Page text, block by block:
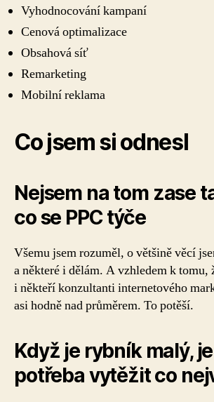
Vyhodnocování kampaní
Cenová optimalizace
Obsahová síť
Remarketing
Mobilní reklama
Co jsem si odnesl
Nejsem na tom zase
co se PPC týče
Všemu jsem rozuměl, o většině věcí
a některé i dělám. A vzhledem k tomu,
i někteří konzultanti internetového
asi hodně nad průměrem. To potěší.
Když je rybník malý,
potřeba vytěžit co